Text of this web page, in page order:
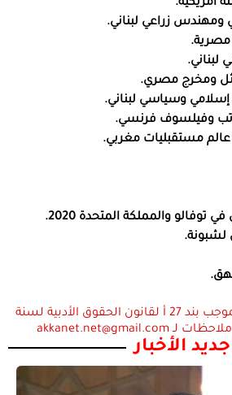
توفالو والمملكة المتحدة 2020.
لشبونة.
استعمال المضامين بموجب بند 27 أ لقانون الحقوق الأدبية لسنة
جديد الأخبار